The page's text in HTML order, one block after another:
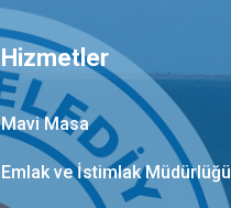
Hizmetler
Mavi Masa
Emlak ve İstimlak Müdürlüğü